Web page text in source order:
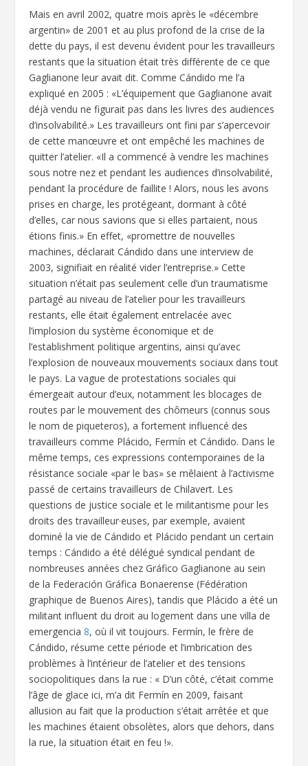
Mais en avril 2002, quatre mois après le «décembre
argentin» de 2001 et au plus profond de la crise de la
dette du pays, il est devenu évident pour les travailleurs
restants que la situation était très différente de ce que
Gaglianone leur avait dit. Comme Cándido me l’a
expliqué en 2005 : «L’équipement que Gaglianone avait
déjà vendu ne figurait pas dans les livres des audiences
d’insolvabilité.» Les travailleurs ont fini par s’apercevoir
de cette manœuvre et ont empêché les machines de
quitter l’atelier. «Il a commencé à vendre les machines
sous notre nez et pendant les audiences d’insolvabilité,
pendant la procédure de faillite ! Alors, nous les avons
prises en charge, les protégeant, dormant à côté
d’elles, car nous savions que si elles partaient, nous
étions finis.» En effet, «promettre de nouvelles
machines, déclarait Cándido dans une interview de
2003, signifiait en réalité vider l’entreprise.» Cette
situation n’était pas seulement celle d’un traumatisme
partagé au niveau de l’atelier pour les travailleurs
restants, elle était également entrelacée avec
l’implosion du système économique et de
l’establishment politique argentins, ainsi qu’avec
l’explosion de nouveaux mouvements sociaux dans tout
le pays. La vague de protestations sociales qui
émergeait autour d’eux, notamment les blocages de
routes par le mouvement des chômeurs (connus sous
le nom de piqueteros), a fortement influencé des
travailleurs comme Plácido, Fermín et Cándido. Dans le
même temps, ces expressions contemporaines de la
résistance sociale «par le bas» se mêlaient à l’activisme
passé de certains travailleurs de Chilavert. Les
questions de justice sociale et le militantisme pour les
droits des travailleur·euses, par exemple, avaient
dominé la vie de Cándido et Plácido pendant un certain
temps : Cándido a été délégué syndical pendant de
nombreuses années chez Gráfico Gaglianone au sein
de la Federación Gráfica Bonaerense (Fédération
graphique de Buenos Aires), tandis que Plácido a été un
militant influent du droit au logement dans une villa de
emergencia8, où il vit toujours. Fermín, le frère de
Cándido, résume cette période et l’imbrication des
problèmes à l’intérieur de l’atelier et des tensions
sociopolitiques dans la rue : « D’un côté, c’était comme
l’âge de glace ici, m’a dit Fermín en 2009, faisant
allusion au fait que la production s’était arrêtée et que
les machines étaient obsolètes, alors que dehors, dans
la rue, la situation était en feu !».